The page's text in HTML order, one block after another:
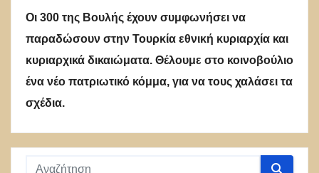
Οι 300 της Βουλής έχουν συμφωνήσει να
παραδώσουν στην Τουρκία εθνική κυριαρχία και
κυριαρχικά δικαιώματα. Θέλουμε στο κοινοβούλιο
ένα νέο πατριωτικό κόμμα, για να τους χαλάσει τα
σχέδια.